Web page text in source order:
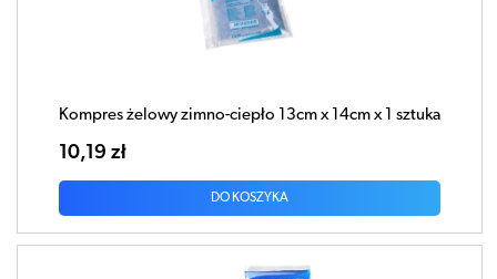
Kompres żelowy zimno-ciepło 13cm x 14cm x 1 sztuka
10,19 zł
DO KOSZYKA